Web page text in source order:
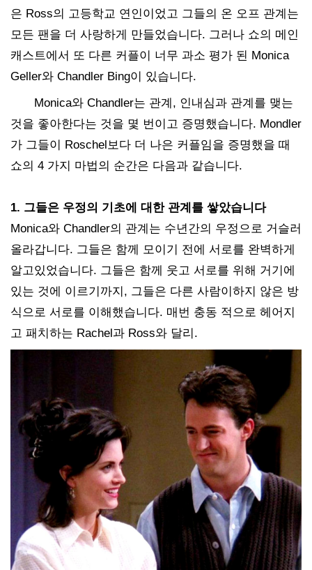
은 Ross의 고등학교 연인이었고 그들의 온 오프 관계는
모든 팬을 더 사랑하게 만들었습니다. 그러나 쇼의 메인
캐스트에서 또 다른 커플이 너무 과소 평가 된 Monica
Geller와 Chandler Bing이 있습니다.
Monica와 Chandler는 관계, 인내심과 관계를 맺는
것을 좋아한다는 것을 몇 번이고 증명했습니다. Mondler
가 그들이 Roschel보다 더 나은 커플임을 증명했을 때
쇼의 4 가지 마법의 순간은 다음과 같습니다.
1. 그들은 우정의 기초에 대한 관계를 쌓았습니다
Monica와 Chandler의 관계는 수년간의 우정으로 거슬러
올라갑니다. 그들은 함께 모이기 전에 서로를 완벽하게
알고있었습니다. 그들은 함께 웃고 서로를 위해 거기에
있는 것에 이르기까지, 그들은 다른 사람이하지 않은 방
식으로 서로를 이해했습니다. 매번 충동 적으로 헤어지
고 패치하는 Rachel과 Ross와 달리.